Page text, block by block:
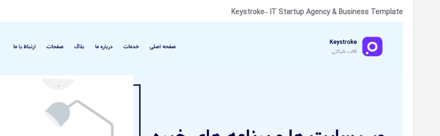
Keystroke– IT Startup Agency & Business Template